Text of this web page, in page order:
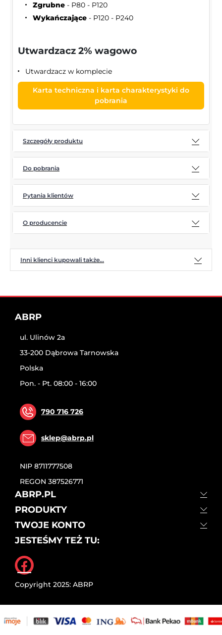
Zgrubne - P80 - P120
Wykańczające - P120 - P240
Utwardzacz 2% wagowo
Utwardzacz w komplecie
Karta techniczna i karta charakterystyki do
pobrania
Szczegóły produktu
Do pobrania
Pytania klientów
O producencie
Inni klienci kupowali także...
ABRP
ul. Ulinów 2a
33-200 Dąbrowa Tarnowska
Polska
Pon. - Pt. 08:00 - 16:00
790 716 726
sklep@abrp.pl
NIP 8711777508
REGON 387526771
ABRP.PL
PRODUKTY
TWOJE KONTO
JESTEŚMY TEŻ TU:
Copyright 2025: ABRP